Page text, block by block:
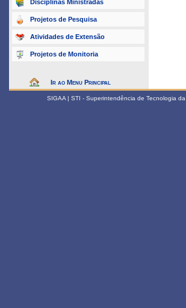
Disciplinas Ministradas
Projetos de Pesquisa
Atividades de Extensão
Projetos de Monitoria
Ir ao Menu Principal
SIGAA | STI - Superintendência de Tecnologia